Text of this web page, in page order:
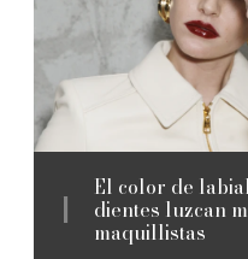
El color de
dientes luzcan
maquillistas